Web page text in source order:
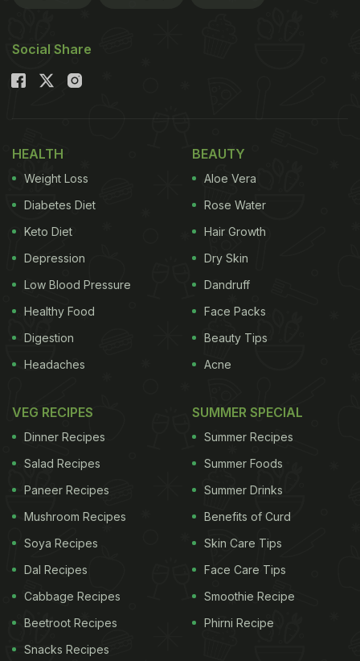
Social Share
HEALTH
Weight Loss
Diabetes Diet
Keto Diet
Depression
Low Blood Pressure
Healthy Food
Digestion
Headaches
BEAUTY
Aloe Vera
Rose Water
Hair Growth
Dry Skin
Dandruff
Face Packs
Beauty Tips
Acne
VEG RECIPES
Dinner Recipes
Salad Recipes
Paneer Recipes
Mushroom Recipes
Soya Recipes
Dal Recipes
Cabbage Recipes
Beetroot Recipes
Snacks Recipes
SUMMER SPECIAL
Summer Recipes
Summer Foods
Summer Drinks
Benefits of Curd
Skin Care Tips
Face Care Tips
Smoothie Recipe
Phirni Recipe